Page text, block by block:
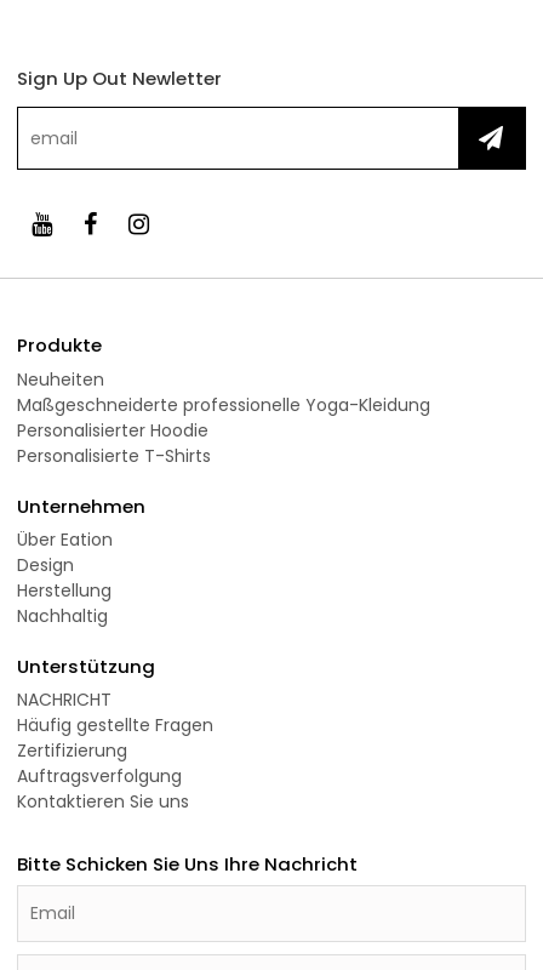
Sign Up Out Newletter
Produkte
Neuheiten
Maßgeschneiderte professionelle Yoga-Kleidung
Personalisierter Hoodie
Personalisierte T-Shirts
Unternehmen
Über Eation
Design
Herstellung
Nachhaltig
Unterstützung
NACHRICHT
Häufig gestellte Fragen
Zertifizierung
Auftragsverfolgung
Kontaktieren Sie uns
Bitte Schicken Sie Uns Ihre Nachricht